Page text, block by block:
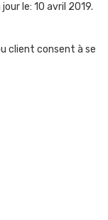
le: 10 avril 2019.
client consent à se